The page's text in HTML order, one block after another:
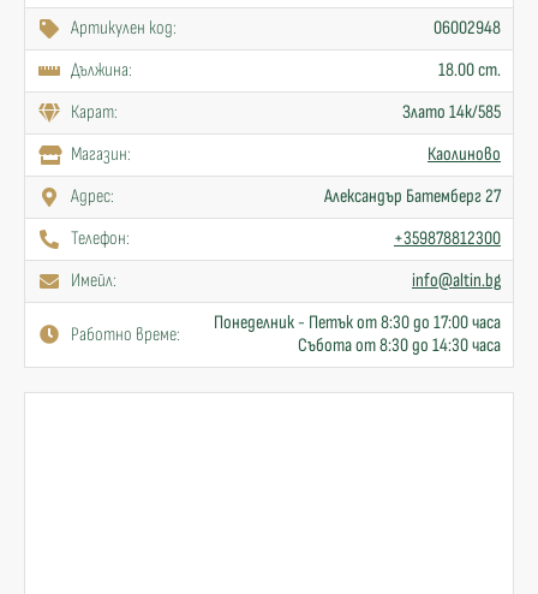
Артикулен код:
06002948
Дължина:
18.00 cm.
Карат:
Злато 14к/585
Mагазин:
Каолиново
Адрес:
Александър Батемберг 27
Телефон:
+359878812300
Имейл:
info@altin.bg
Работно време:
Понеделник - Петък от 8:30 до 17:00 часа
Събота от 8:30 до 14:30 часа